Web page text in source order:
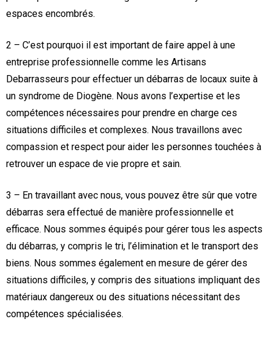
espaces encombrés.
2 – C’est pourquoi il est important de faire appel à une
entreprise professionnelle comme les Artisans
Debarrasseurs pour effectuer un débarras de locaux suite à
un syndrome de Diogène. Nous avons l’expertise et les
compétences nécessaires pour prendre en charge ces
situations difficiles et complexes. Nous travaillons avec
compassion et respect pour aider les personnes touchées à
retrouver un espace de vie propre et sain.
3 – En travaillant avec nous, vous pouvez être sûr que votre
débarras sera effectué de manière professionnelle et
efficace. Nous sommes équipés pour gérer tous les aspects
du débarras, y compris le tri, l’élimination et le transport des
biens. Nous sommes également en mesure de gérer des
situations difficiles, y compris des situations impliquant des
matériaux dangereux ou des situations nécessitant des
compétences spécialisées.